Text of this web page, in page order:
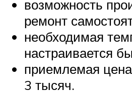
возможность
ремонт
необходимая
настраивается
приемлемая
3 тысяч.